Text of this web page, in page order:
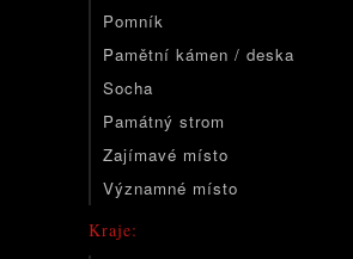
Pomník
Pamětní kámen / deska
Socha
Památný strom
Zajímavé místo
Významné místo
Kraje: